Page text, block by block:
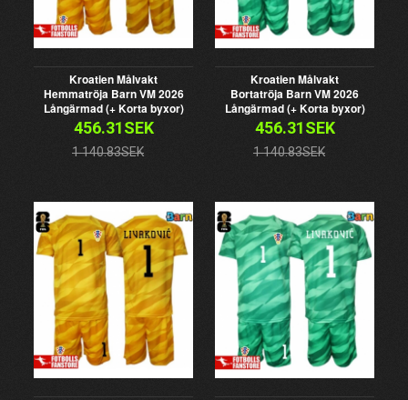
Kroatien Målvakt
Hemmatröja Barn VM 2026
Långärmad (+ Korta byxor)
456.31SEK
1 140.83SEK
Kroatien Målvakt
Bortatröja Barn VM 2026
Långärmad (+ Korta byxor)
456.31SEK
1 140.83SEK